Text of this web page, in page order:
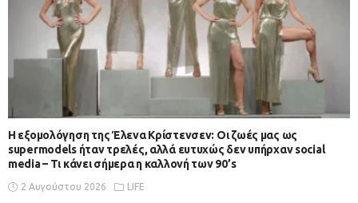
Η εξομολόγηση της Έλενα Κρίστενσεν: Οι ζωές μας ως
supermodels ήταν τρελές, αλλά ευτυχώς δεν υπήρχαν social
media – Τι κάνει σήμερα η καλλονή των 90’s
2 Αυγούστου 2026 LIFE